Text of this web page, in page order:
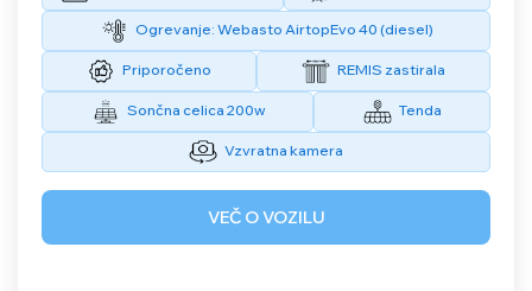
Ogrevanje: Webasto AirtopEvo 40 (diesel)
Priporočeno REMIS zastirala
Sončna celica 200w Tenda
Vzvratna kamera
VEČ O VOZILU